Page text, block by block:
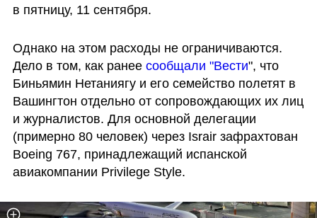
в пятницу, 11 сентября.
Однако на этом расходы не ограничиваются.
Дело в том, как ранее сообщали "Вести", что
Биньямин Нетаниягу и его семейство полетят в
Вашингтон отдельно от сопровождающих их лиц
и журналистов. Для основной делегации
(примерно 80 человек) через Israir зафрахтован
Boeing 767, принадлежащий испанской
авиакомпании Privilege Style.